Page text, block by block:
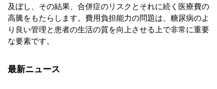
及ぼし、その結果、合併症のリスクとそれに続く医療費の
高騰をもたらします。費用負担能力の問題は、糖尿病のよ
り良い管理と患者の生活の質を向上させる上で非常に重要
な要素です。
最新ニュース